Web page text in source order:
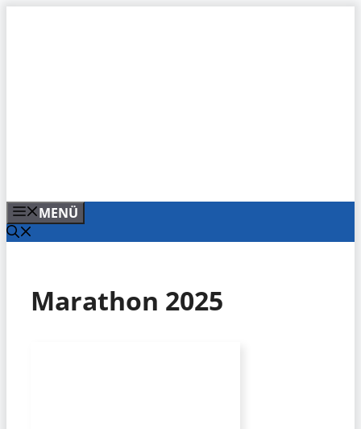
MENÜ
Marathon 2025